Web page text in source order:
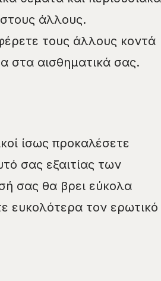
άλλους.
τους άλλους κοντά
στα αισθηματικά σας.
ίσως προκαλέσετε
σας εξαιτίας των
σας θα βρει εύκολα
ευκολότερα τον ερωτικό